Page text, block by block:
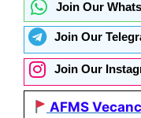
Join Our
Join Our
Join Our
AFMS